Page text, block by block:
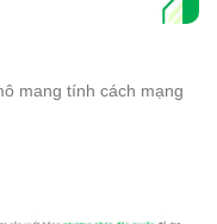
mang tính cách mạng